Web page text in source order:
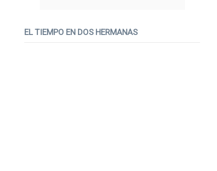
EL TIEMPO EN DOS HERMANAS